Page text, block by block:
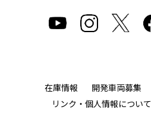
在庫情報 開発車両募集
リンク・個人情報について